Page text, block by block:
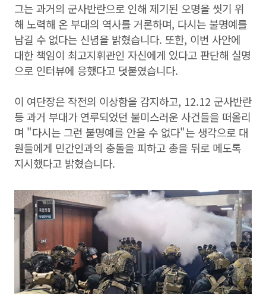
그는 과거의 군사반란으로 인해 제기된 오명을 씻기 위
해 노력해 온 부대의 역사를 거론하며, 다시는 불명예를
남길 수 없다는 신념을 밝혔습니다. 또한, 이번 사안에
대한 책임이 최고지휘관인 자신에게 있다고 판단해 실명
으로 인터뷰에 응했다고 덧붙였습니다.
이 여단장은 작전의 이상함을 감지하고, 12.12 군사반란
등 과거 부대가 연루되었던 불미스러운 사건들을 떠올리
며 "다시는 그런 불명예를 안을 수 없다"는 생각으로 대
원들에게 민간인과의 충돌을 피하고 총을 뒤로 메도록
지시했다고 밝혔습니다.